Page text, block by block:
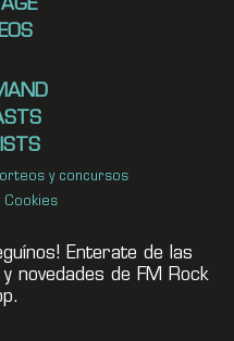
y concursos
Cookies
Enterate de las
novedades de FM Rock